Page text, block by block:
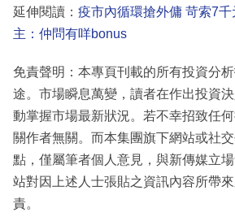
延伸閱讀： 疫市內循環搶外傭 苛索7
主：仲問有咩bonus
免責聲明：本專頁刊載的所有投資分
途。市場瞬息萬變，讀者在作出投資
動掌握市場最新狀況。若不幸招致任
關作者無關。而本集團旗下網站或社
點，僅屬筆者個人意見，與新傳媒立
站對因上述人士張貼之資訊內容所帶
責。